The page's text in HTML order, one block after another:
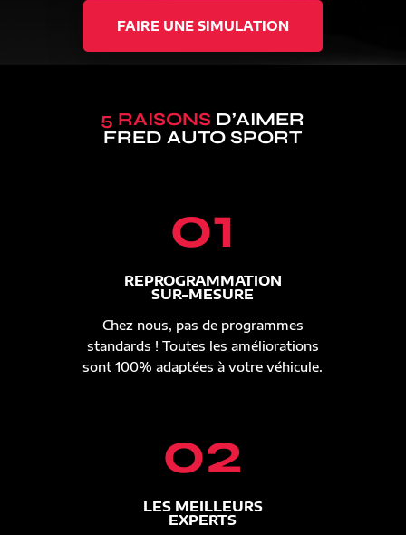
FAIRE UNE SIMULATION
5 RAISONS D’AIMER
FRED AUTO SPORT
01
REPROGRAMMATION
SUR-MESURE
Chez nous, pas de programmes
standards ! Toutes les améliorations
sont 100% adaptées à votre véhicule.
02
LES MEILLEURS
EXPERTS